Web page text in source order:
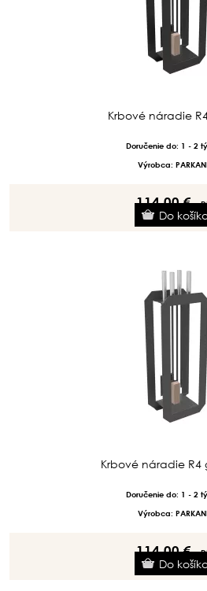
Krbové náradie
Doručenie do: 1 - 2
Výrobca:
114.00 €s
Krbové náradie R4
Doručenie do: 1 - 2
Výrobca:
114.00 €s